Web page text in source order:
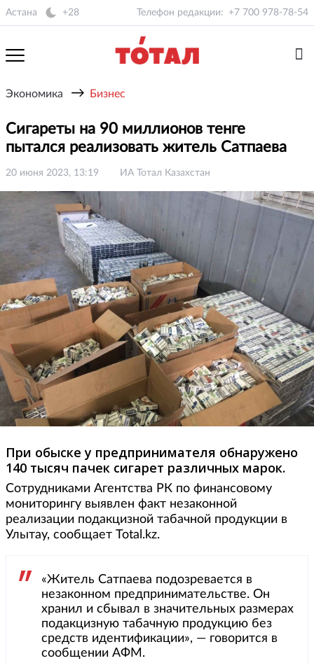
Астана +28 Телефон редакции: +7 700 978-78-54
Экономика → Бизнес
Сигареты на 90 миллионов тенге
пытался реализовать житель Сатпаева
20 июня 2023, 13:19 ИА Тотал Казахстан
При обыске у предпринимателя обнаружено
140 тысяч пачек сигарет различных марок.
Сотрудниками Агентства РК по финансовому
мониторингу выявлен факт незаконной
реализации подакцизной табачной продукции в
Улытау, сообщает Total.kz.
«Житель Сатпаева подозревается в
незаконном предпринимательстве. Он
хранил и сбывал в значительных размерах
подакцизную табачную продукцию без
средств идентификации», — говорится в
сообщении АФМ.